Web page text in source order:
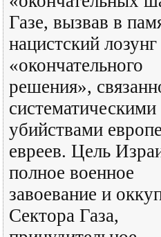
Газе, вызвав в
нацистский лозунг
«окончательного
решения»,
систематическими
убийствами
евреев. Цель
полное военное
завоевание и
Сектора Газа,